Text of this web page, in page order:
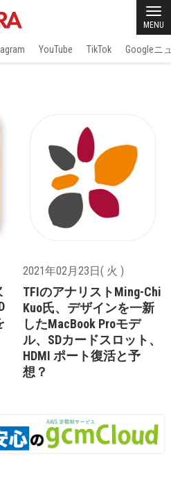
MENU
YouTube TikTok Googleニ
2021年02月23日( 火 )
TFIのアナリストMing-Chi
Kuo氏、デザインを一新
したMacBook Proモデ
ル、SDカードスロット、
HDMI ポート復活と予
想？